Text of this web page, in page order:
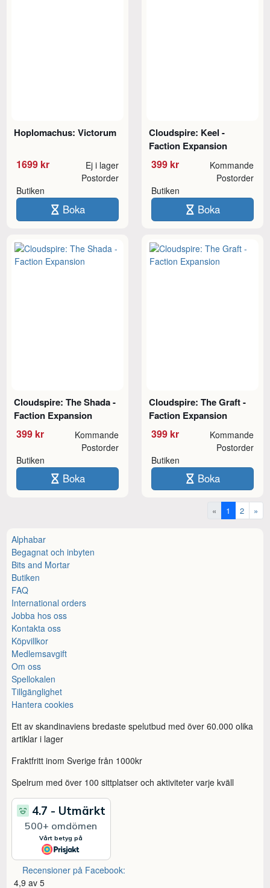
Hoplomachus: Victorum
1699 kr Ej i lager
Butiken
Postorder
Boka
Cloudspire: Keel -
Faction Expansion
399 kr Kommande
Butiken
Postorder
Boka
Cloudspire: The Shada -
Faction Expansion
399 kr Kommande
Butiken
Postorder
Boka
Cloudspire: The Graft -
Faction Expansion
399 kr Kommande
Butiken
Postorder
Boka
« 1 2 »
Alphabar
Begagnat och inbyten
Bits and Mortar
Butiken
FAQ
International orders
Jobba hos oss
Kontakta oss
Köpvillkor
Medlemsavgift
Om oss
Spellokalen
Tillgänglighet
Hantera cookies
Ett av skandinaviens bredaste spelutbud med över 60.000 olika
artiklar i lager
Fraktfritt inom Sverige från 1000kr
Spelrum med över 100 sittplatser och aktiviteter varje kväll
Recensioner på Facebook:
4,9 av 5